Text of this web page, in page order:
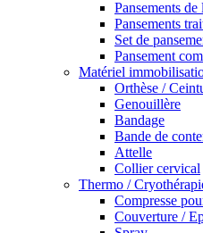
Pansements
Pansements
Set de
Pansement
Matériel
Orthèse /
Genouillère
Bandage
Bande de
Attelle
Collier cervical
Thermo /
Compresse
Couverture /